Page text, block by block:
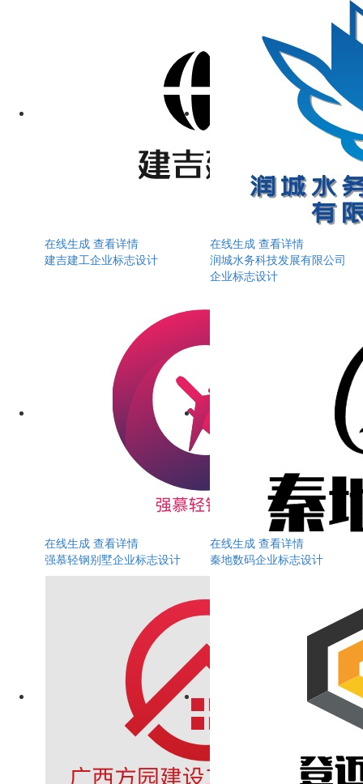
在线生成 查看详情
建吉建工企业标志设计
在线生成 查看详情
润城水务科技发展有限公司
企业标志设计
在线生成 查看详情
强慕轻钢别墅企业标志设计
在线生成 查看详情
秦地数码企业标志设计